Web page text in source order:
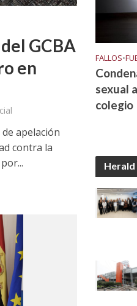
GCBA
en
apelación
contra la
FALLOS•
sexual
colegio